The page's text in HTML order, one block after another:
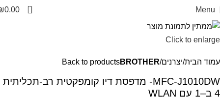
Menu
0
0.00
Click to enlarge
עמוד הבית יצרנים BROTHER
Back to products
‎MFC-J1010DW- מדפסת דיו קומפקטית רב-תכליתית
4 ב–1 עם WLAN